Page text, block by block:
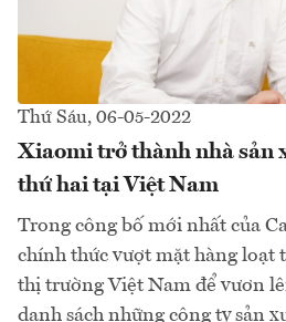
Thứ Sáu, 06-05-2022
Xiaomi trở thành nhà sản
thứ hai tại Việt Nam
Trong công bố mới nhất của
chính thức vượt mặt hàng loạt
thị trường Việt Nam để vươn
danh sách những công ty sản